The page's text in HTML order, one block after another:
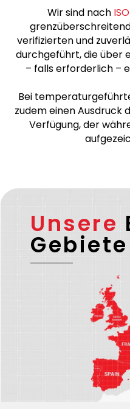
Wir sind nach
verifizierten und
durchgeführt, die über
– falls erforderlich –
Unsere
Gebiete